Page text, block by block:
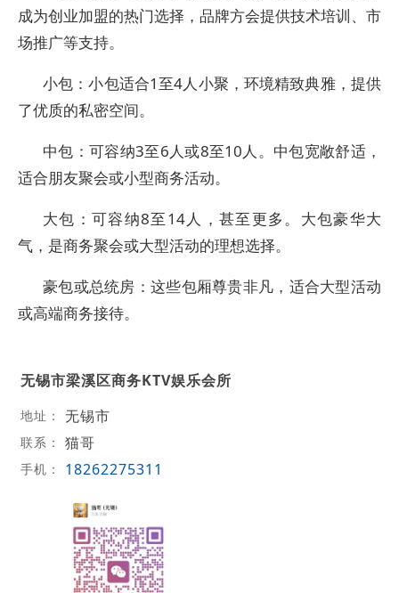
成为创业加盟的热门选择，品牌方会提供技术培训、市
场推广等支持。
小包：小包适合1至4人小聚，环境精致典雅，提供
了优质的私密空间。
中包：可容纳3至6人或8至10人。中包宽敞舒适，
适合朋友聚会或小型商务活动。
大包：可容纳8至14人，甚至更多。大包豪华大
气，是商务聚会或大型活动的理想选择。
豪包或总统房：这些包厢尊贵非凡，适合大型活动
或高端商务接待。
无锡市梁溪区商务KTV娱乐会所
地址： 无锡市
联系： 猫哥
手机： 18262275311